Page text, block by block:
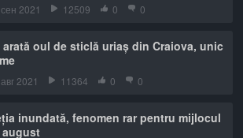
2021 12509 0 0
arată oul de sticlă uriaș din Craiova, unic
2021 11364 0 0
inundată, fenomen rar pentru mijlocul